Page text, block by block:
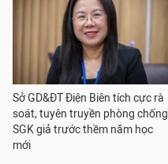
Sở GD&ĐT Điện Biên tích cực rà
soát, tuyên truyền phòng chống
SGK giả trước thềm năm học
mới